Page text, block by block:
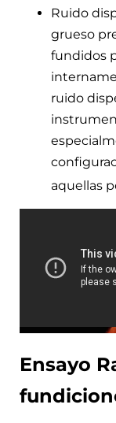
Ruido
grueso
fundidos
ruido
aquellas
Ensayo